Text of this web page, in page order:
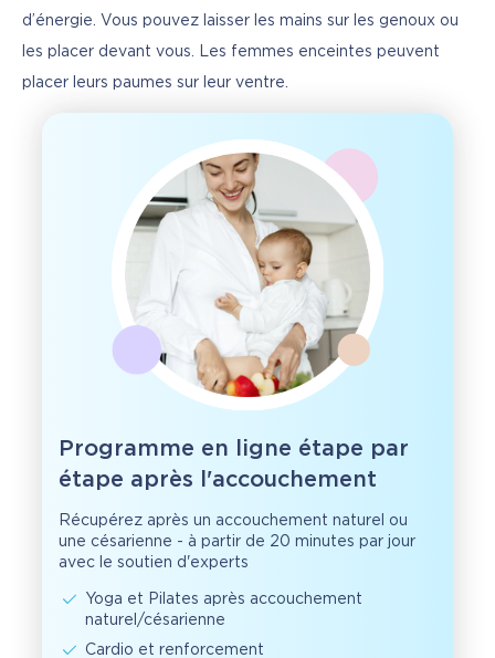
d’énergie. Vous pouvez laisser les mains sur les genoux ou
les placer devant vous. Les femmes enceintes peuvent
placer leurs paumes sur leur ventre.
Programme en ligne étape par
étape après l'accouchement
Récupérez après un accouchement naturel ou
une césarienne - à partir de 20 minutes par jour
avec le soutien d'experts
Yoga et Pilates après accouchement
naturel/césarienne
Cardio et renforcement